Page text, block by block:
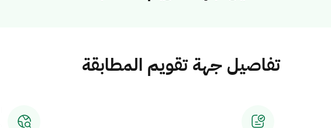
تفاصيل جهة تقويم المطابقة